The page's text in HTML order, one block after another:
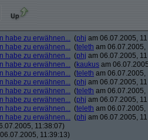
habe zu erwähnen... (phj am 06.07.2005,
habe zu erwähnen... (teleth am 06.07.2005,
habe zu erwähnen... (phj am 06.07.2005,
habe zu erwähnen... (kaukus am
habe zu erwähnen... (teleth am 06.07.2005,
habe zu erwähnen... (phj am 06.07.2005,
habe zu erwähnen... (teleth am 06.07.2005,
habe zu erwähnen... (phj am 06.07.2005,
habe zu erwähnen... (teleth am 06.07.2005,
habe zu erwähnen... (phj am 06.07.2005,
11:38:07)
11:39:13)